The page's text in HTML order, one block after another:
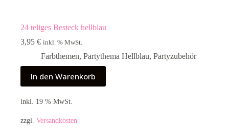
24 teliges Besteck hellblau
3,95 € inkl. % MwSt.
Farbthemen, Partythema Hellblau, Partyzubehör
In den Warenkorb
inkl. 19 % MwSt.
zzgl. Versandkosten